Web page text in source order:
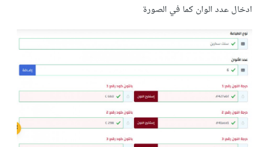
ادخال عدد الوان كما في الصورة